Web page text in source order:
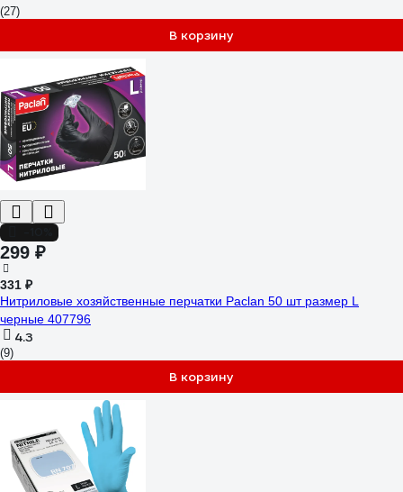
(27)
В корзину
299 ₽
331 ₽
Нитриловые хозяйственные перчатки Paclan 50 шт размер L
черные 407796
4.3
(9)
В корзину